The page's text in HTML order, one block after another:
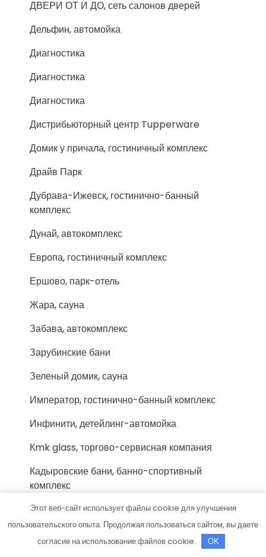
ДВЕРИ ОТ И ДО, сеть салонов дверей
Дельфин, автомойка
Диагностика
Диагностика
Диагностика
Дистрибьюторный центр Tupperware
Домик у причала, гостиничный комплекс
Драйв Парк
Дубрава-Ижевск, гостинично-банный
комплекс
Дунай, автокомплекс
Европа, гостиничный комплекс
Ершово, парк-отель
Жара, сауна
Забава, автокомплекс
Зарубинские бани
Зеленый домик, сауна
Император, гостинично-банный комплекс
Инфинити, детейлинг-автомойка
Кmk glass, торгово-сервисная компания
Кадыровские бани, банно-спортивный
комплекс
Казацкая слобода, сауна
Ключавто, официальный дилер Nissan
Этот веб-сайт использует файлы cookie для улучшения
пользовательского опыта. Продолжая пользоваться сайтом, вы даете
согласие на использование файлов cookie.
OK